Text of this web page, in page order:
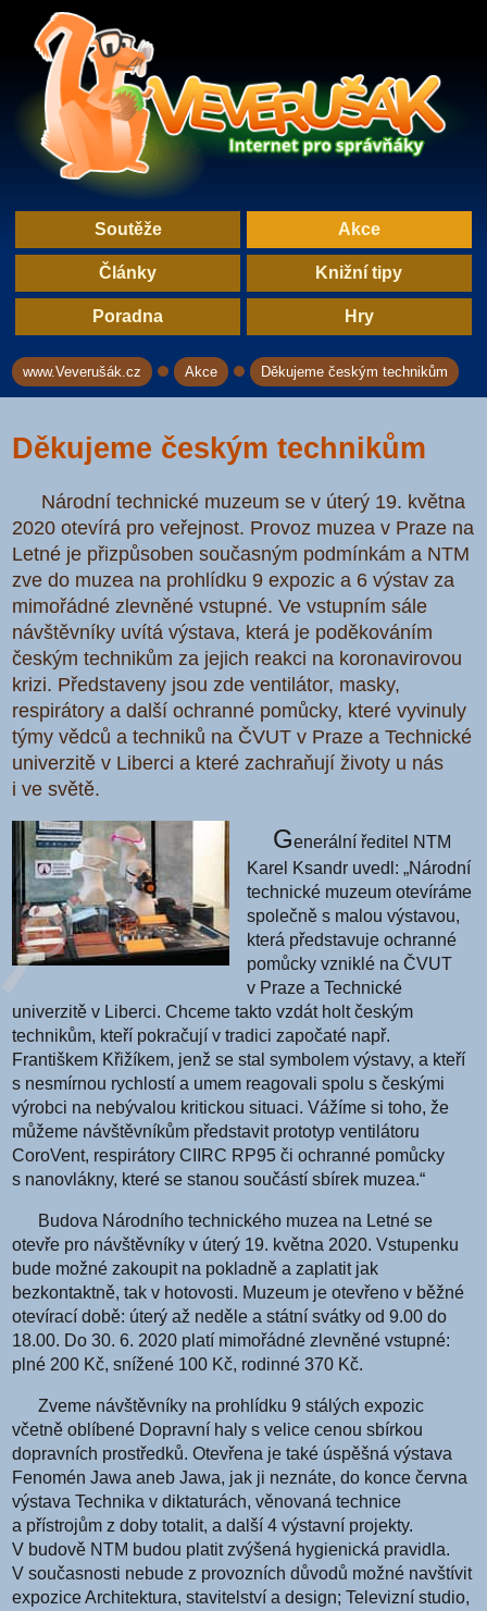
Soutěže Akce
Články Knižní tipy
Poradna Hry
www.Veverušák.cz→ Akce→ Děkujeme českým technikům
Děkujeme českým technikům
Národní technické muzeum se v úterý 19. května
2020 otevírá pro veřejnost. Provoz muzea v Praze na
Letné je přizpůsoben současným podmínkám a NTM
zve do muzea na prohlídku 9 expozic a 6 výstav za
mimořádné zlevněné vstupné. Ve vstupním sále
návštěvníky uvítá výstava, která je poděkováním
českým technikům za jejich reakci na koronavirovou
krizi. Představeny jsou zde ventilátor, masky,
respirátory a další ochranné pomůcky, které vyvinuly
týmy vědců a techniků na ČVUT v Praze a Technické
univerzitě v Liberci a které zachraňují životy u nás
i ve světě.
Generální ředitel NTM
Karel Ksandr uvedl: „Národní
technické muzeum otevíráme
společně s malou výstavou,
která představuje ochranné
pomůcky vzniklé na ČVUT
v Praze a Technické
univerzitě v Liberci. Chceme takto vzdát holt českým
technikům, kteří pokračují v tradici započaté např.
Františkem Křižíkem, jenž se stal symbolem výstavy, a kteří
s nesmírnou rychlostí a umem reagovali spolu s českými
výrobci na nebývalou kritickou situaci. Vážíme si toho, že
můžeme návštěvníkům představit prototyp ventilátoru
CoroVent, respirátory CIIRC RP95 či ochranné pomůcky
s nanovlákny, které se stanou součástí sbírek muzea.“
Budova Národního technického muzea na Letné se
otevře pro návštěvníky v úterý 19. května 2020. Vstupenku
bude možné zakoupit na pokladně a zaplatit jak
bezkontaktně, tak v hotovosti. Muzeum je otevřeno v běžné
otevírací době: úterý až neděle a státní svátky od 9.00 do
18.00. Do 30. 6. 2020 platí mimořádné zlevněné vstupné:
plné 200 Kč, snížené 100 Kč, rodinné 370 Kč.
Zveme návštěvníky na prohlídku 9 stálých expozic
včetně oblíbené Dopravní haly s velice cenou sbírkou
dopravních prostředků. Otevřena je také úspěšná výstava
Fenomén Jawa aneb Jawa, jak ji neznáte, do konce června
výstava Technika v diktaturách, věnovaná technice
a přístrojům z doby totalit, a další 4 výstavní projekty.
V budově NTM budou platit zvýšená hygienická pravidla.
V současnosti nebude z provozních důvodů možné navštívit
expozice Architektura, stavitelství a design; Televizní studio,